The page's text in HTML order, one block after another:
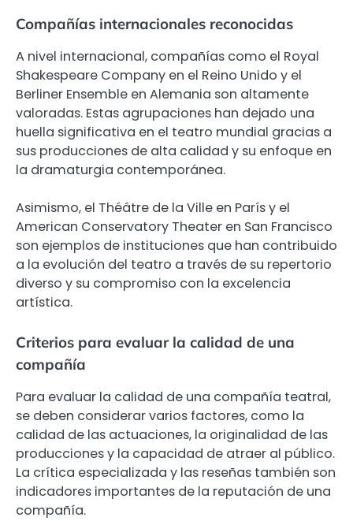
Compañías internacionales reconocidas
A nivel internacional, compañías como el Royal
Shakespeare Company en el Reino Unido y el
Berliner Ensemble en Alemania son altamente
valoradas. Estas agrupaciones han dejado una
huella significativa en el teatro mundial gracias a
sus producciones de alta calidad y su enfoque en
la dramaturgia contemporánea.
Asimismo, el Théâtre de la Ville en París y el
American Conservatory Theater en San Francisco
son ejemplos de instituciones que han contribuido
a la evolución del teatro a través de su repertorio
diverso y su compromiso con la excelencia
artística.
Criterios para evaluar la calidad de una
compañía
Para evaluar la calidad de una compañía teatral,
se deben considerar varios factores, como la
calidad de las actuaciones, la originalidad de las
producciones y la capacidad de atraer al público.
La crítica especializada y las reseñas también son
indicadores importantes de la reputación de una
compañía.